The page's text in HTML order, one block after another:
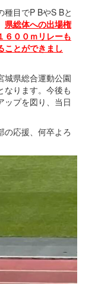
目でP BやS Bと
県総体への出場権
６００ｍリレーも
ことができまし
城県総合運動公園
なります。今後も
ップを図り、当日
応援、何卒よろ